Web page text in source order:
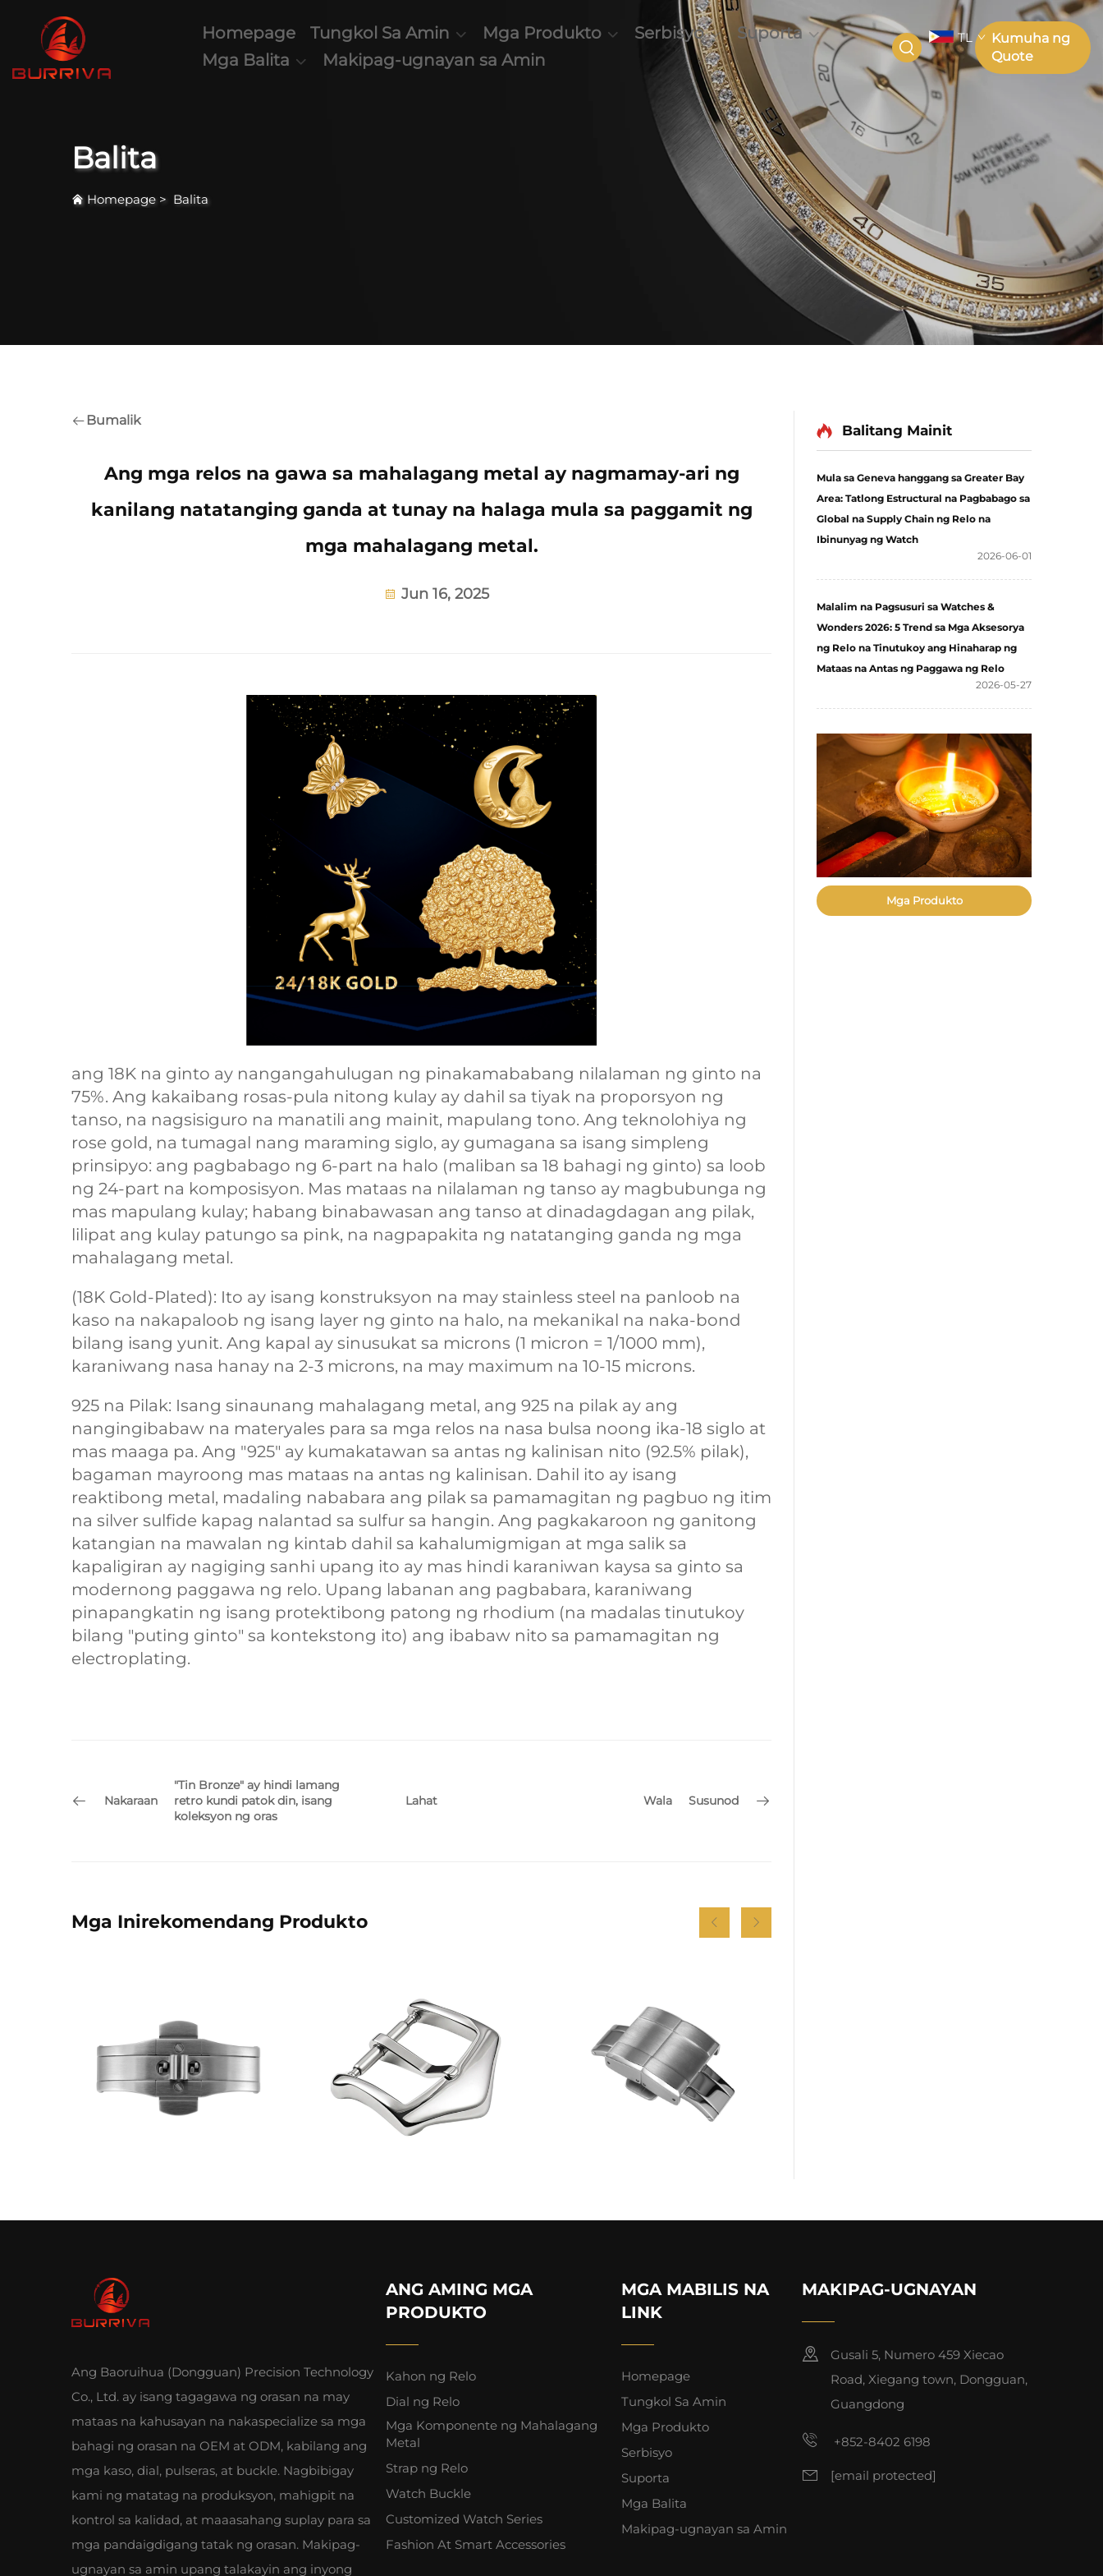
Homepage Tungkol Sa Amin Mga Produkto Serbisyo
Suporta
Mga Balita
Makipag-ugnayan sa Amin
TL
Kumuha ng
Quote
Balita
Homepage > Balita
Bumalik
Ang mga relos na gawa sa mahalagang metal ay nagmamay-ari ng
kanilang natatanging ganda at tunay na halaga mula sa paggamit ng
mga mahalagang metal.
Jun 16, 2025
ang 18K na ginto ay nangangahulugan ng pinakamababang nilalaman ng ginto na
75%. Ang kakaibang rosas-pula nitong kulay ay dahil sa tiyak na proporsyon ng
tanso, na nagsisiguro na manatili ang mainit, mapulang tono. Ang teknolohiya ng
rose gold, na tumagal nang maraming siglo, ay gumagana sa isang simpleng
prinsipyo: ang pagbabago ng 6-part na halo (maliban sa 18 bahagi ng ginto) sa loob
ng 24-part na komposisyon. Mas mataas na nilalaman ng tanso ay magbubunga ng
mas mapulang kulay; habang binabawasan ang tanso at dinadagdagan ang pilak,
lilipat ang kulay patungo sa pink, na nagpapakita ng natatanging ganda ng mga
mahalagang metal.
(18K Gold-Plated): Ito ay isang konstruksyon na may stainless steel na panloob na
kaso na nakapaloob ng isang layer ng ginto na halo, na mekanikal na naka-bond
bilang isang yunit. Ang kapal ay sinusukat sa microns (1 micron = 1/1000 mm),
karaniwang nasa hanay na 2-3 microns, na may maximum na 10-15 microns.
925 na Pilak: Isang sinaunang mahalagang metal, ang 925 na pilak ay ang
nangingibabaw na materyales para sa mga relos na nasa bulsa noong ika-18 siglo at
mas maaga pa. Ang "925" ay kumakatawan sa antas ng kalinisan nito (92.5% pilak),
bagaman mayroong mas mataas na antas ng kalinisan. Dahil ito ay isang
reaktibong metal, madaling nababara ang pilak sa pamamagitan ng pagbuo ng itim
na silver sulfide kapag nalantad sa sulfur sa hangin. Ang pagkakaroon ng ganitong
katangian na mawalan ng kintab dahil sa kahalumigmigan at mga salik sa
kapaligiran ay nagiging sanhi upang ito ay mas hindi karaniwan kaysa sa ginto sa
modernong paggawa ng relo. Upang labanan ang pagbabara, karaniwang
pinapangkatin ng isang protektibong patong ng rhodium (na madalas tinutukoy
bilang "puting ginto" sa kontekstong ito) ang ibabaw nito sa pamamagitan ng
electroplating.
Nakaraan
"Tin Bronze" ay hindi lamang
retro kundi patok din, isang
koleksyon ng oras
Lahat Wala Susunod
Mga Inirekomendang Produkto
Balitang Mainit
Mula sa Geneva hanggang sa Greater Bay
Area: Tatlong Estructural na Pagbabago sa
Global na Supply Chain ng Relo na
Ibinunyag ng Watch
2026-06-01
Malalim na Pagsusuri sa Watches &
Wonders 2026: 5 Trend sa Mga Aksesorya
ng Relo na Tinutukoy ang Hinaharap ng
Mataas na Antas ng Paggawa ng Relo
2026-05-27
Mga Produkto
Ang Baoruihua (Dongguan) Precision Technology
Co., Ltd. ay isang tagagawa ng orasan na may
mataas na kahusayan na nakaspecialize sa mga
bahagi ng orasan na OEM at ODM, kabilang ang
mga kaso, dial, pulseras, at buckle. Nagbibigay
kami ng matatag na produksyon, mahigpit na
kontrol sa kalidad, at maaasahang suplay para sa
mga pandaigdigang tatak ng orasan. Makipag-
ugnayan sa amin upang talakayin ang inyong
ANG AMING MGA
PRODUKTO
Kahon ng Relo
Dial ng Relo
Mga Komponente ng Mahalagang
Metal
Strap ng Relo
Watch Buckle
Customized Watch Series
Fashion At Smart Accessories
MGA MABILIS NA
LINK
Homepage
Tungkol Sa Amin
Mga Produkto
Serbisyo
Suporta
Mga Balita
Makipag-ugnayan sa Amin
MAKIPAG-UGNAYAN
Gusali 5, Numero 459 Xiecao
Road, Xiegang town, Dongguan,
Guangdong
+852-8402 6198
[email protected]